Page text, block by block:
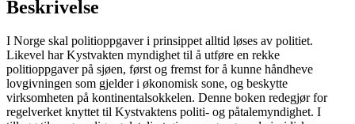
Beskrivelse
I Norge skal politioppgaver i prinsippet alltid løses av politiet.
Likevel har Kystvakten myndighet til å utføre en rekke
politioppgaver på sjøen, først og fremst for å kunne håndheve
lovgivningen som gjelder i økonomisk sone, og beskytte
virksomheten på kontinentalsokkelen. Denne boken redegjør for
regelverket knyttet til Kystvaktens politi- og påtalemyndighet. I